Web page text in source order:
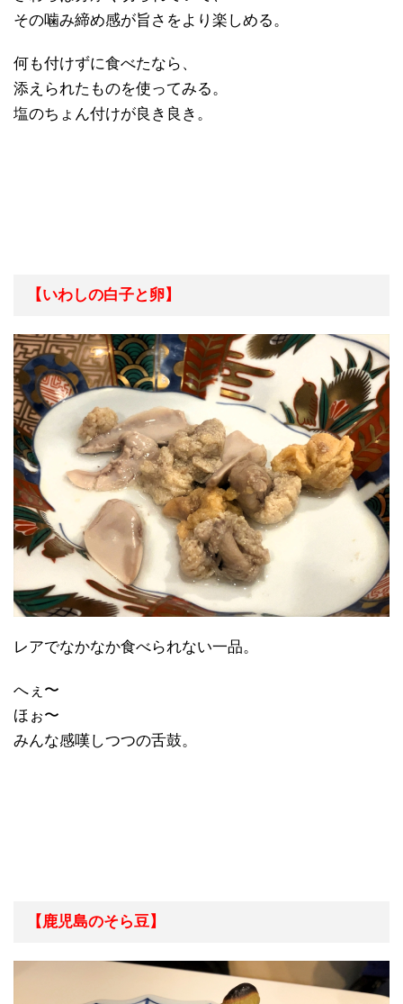
その噛み締め感が旨さをより楽しめる。
何も付けずに食べたなら、
添えられたものを使ってみる。
塩のちょん付けが良き良き。
【いわしの白子と卵】
レアでなかなか食べられない一品。
へぇ〜
ほぉ〜
みんな感嘆しつつの舌鼓。
【鹿児島のそら豆】